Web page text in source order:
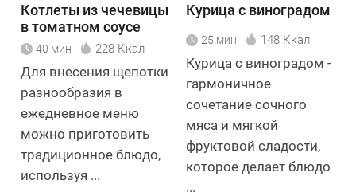
Котлеты из чечевицы
в томатном соусе
40 мин 228 Ккал
Для внесения щепотки
разнообразия в
ежедневное меню
можно приготовить
традиционное блюдо,
используя ...
Курица с виноградом
25 мин 148 Ккал
Курица с виноградом -
гармоничное
сочетание сочного
мяса и мягкой
фруктовой сладости,
которое делает блюдо
...